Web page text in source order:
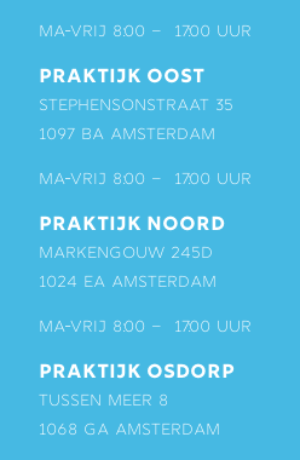
ma-vrij 8:00 – 17:00 uur
PRAKTIJK OOST
Stephensonstraat 35
1097 BA Amsterdam
ma-vrij 8:00 – 17:00 uur
PRAKTIJK NOORD
Markengouw 245D
1024 EA Amsterdam
ma-vrij 8:00 – 17:00 uur
PRAKTIJK OSDORP
Tussen Meer 8
1068 GA Amsterdam